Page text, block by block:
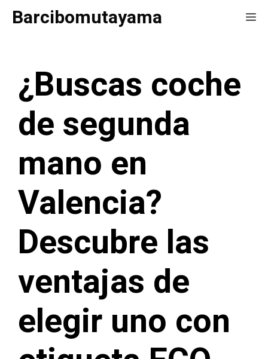
SaltarBarcibomutayama
¿Buscas coche
de segunda
mano en
Valencia?
Descubre las
ventajas de
elegir uno con